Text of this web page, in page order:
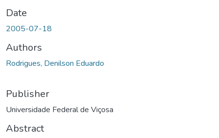
Date
2005-07-18
Authors
Rodrigues, Denilson Eduardo
Publisher
Universidade Federal de Viçosa
Abstract